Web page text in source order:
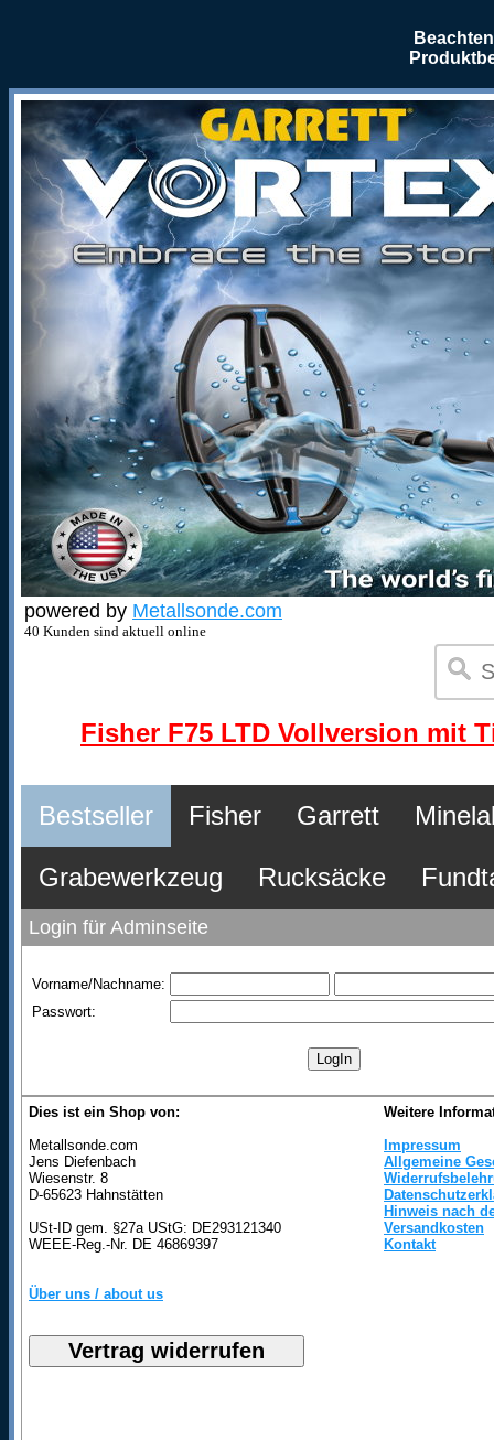
powered by Metallsonde.com
40 Kunden sind aktuell online
Fisher F75 LTD Vollversion mit
Bestseller Fisher Garrett
Grabewerkzeug Rucksäcke
Login für Adminseite
Vorname/Nachname:
Passwort:
Dies ist ein Shop von:
Metallsonde.com
Jens Diefenbach
Wiesenstr. 8
D-65623 Hahnstätten
USt-ID gem. §27a UStG: DE293121340
WEEE-Reg.-Nr. DE 46869397
Über uns / about us
Weitere
Impressum
Allgemeine
Hinweis nach
Versandkosten
Kontakt